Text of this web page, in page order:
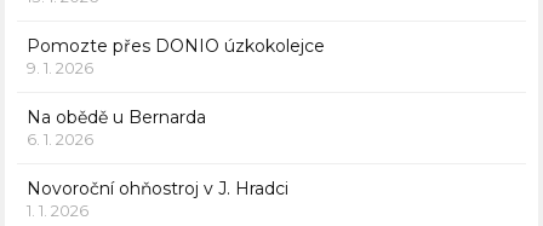
Pomozte přes DONIO úzkokolejce
9. 1. 2026
Na obědě u Bernarda
6. 1. 2026
Novoroční ohňostroj v J. Hradci
1. 1. 2026